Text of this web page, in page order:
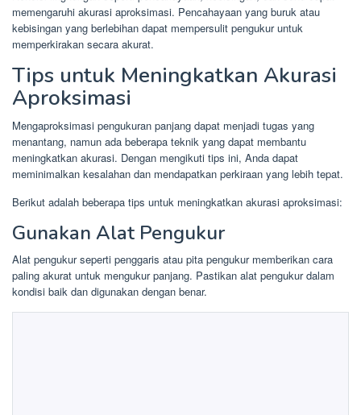
memengaruhi akurasi aproksimasi. Pencahayaan yang buruk atau
kebisingan yang berlebihan dapat mempersulit pengukur untuk
memperkirakan secara akurat.
Tips untuk Meningkatkan Akurasi
Aproksimasi
Mengaproksimasi pengukuran panjang dapat menjadi tugas yang
menantang, namun ada beberapa teknik yang dapat membantu
meningkatkan akurasi. Dengan mengikuti tips ini, Anda dapat
meminimalkan kesalahan dan mendapatkan perkiraan yang lebih tepat.
Berikut adalah beberapa tips untuk meningkatkan akurasi aproksimasi:
Gunakan Alat Pengukur
Alat pengukur seperti penggaris atau pita pengukur memberikan cara
paling akurat untuk mengukur panjang. Pastikan alat pengukur dalam
kondisi baik dan digunakan dengan benar.